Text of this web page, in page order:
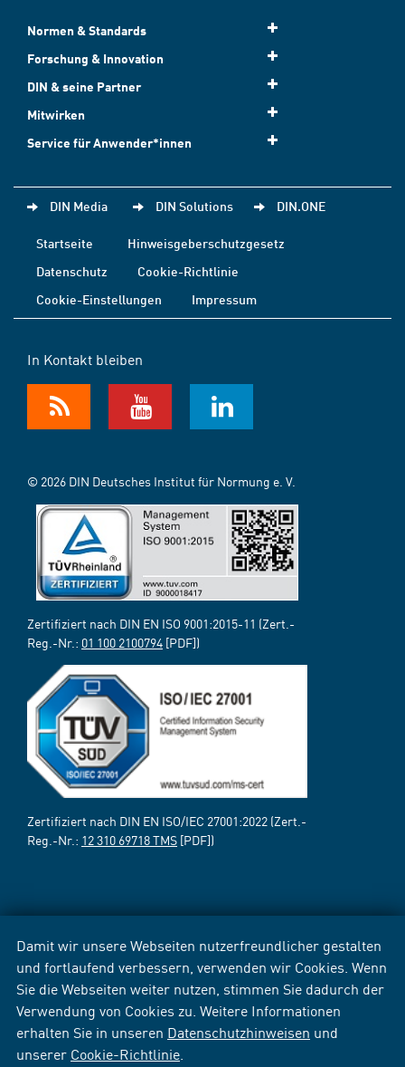
Damit wir unsere Webseiten nutzerfreundlicher gestalten
und fortlaufend verbessern, verwenden wir Cookies. Wenn
Sie die Webseiten weiter nutzen, stimmen Sie dadurch der
Verwendung von Cookies zu. Weitere Informationen
erhalten Sie in unseren Datenschutzhinweisen und
unserer Cookie-Richtlinie
Normen & Standards
Forschung & Innovation
DIN & seine Partner
Mitwirken
Service für Anwender*innen
DIN Media DIN Solutions DIN.ONE
Startseite
Hinweisgeberschutzgesetz
Datenschutz
Cookie-Richtlinie
Cookie-Einstellungen
Impressum
In Kontakt bleiben
© 2026 DIN Deutsches Institut für Normung e. V.
Zertifiziert nach DIN EN ISO 9001:2015-11 (Zert.-
Reg.-Nr.: 01 100 2100794 [PDF])
Zertifiziert nach DIN EN ISO/IEC 27001:2022 (Zert.-
Reg.-Nr.: 12 310 69718 TMS [PDF])